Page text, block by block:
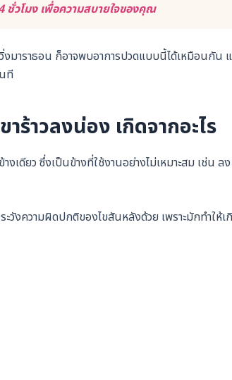
วโมง เพื่อความสบายใจของคุณ
งมาราธอน ก็อาจพบอาการปวดแบบนี้ได้เหมือนกัน
ที
าวลงน่อง เกิดจากอะไร
เดียว ซึ่งเป็นข้างที่ใช้งานอย่างไม่เหมาะสม เช่น ลง
วังความผิดปกติของไขสันหลังด้วย เพราะมักทำให้เ